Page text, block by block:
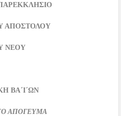
ΑΠΟΣΤΟΛΟΥ
ΝΕΟΥ
ΒΑ΄Ι΄ΩΝ
ΑΠΟΓΕΥΜΑ